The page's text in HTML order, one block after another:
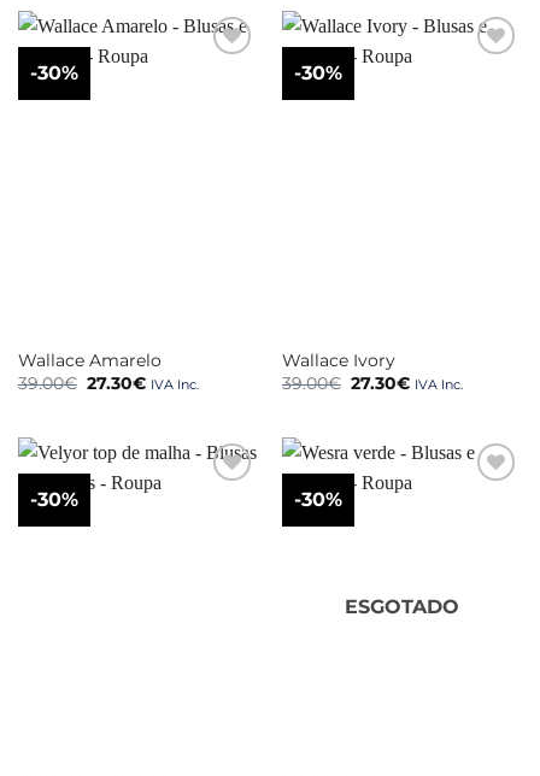
49.00€.
34.30€.
-30%
Wallace Amarelo
39.00€ O
preço
39.00€.
27.30€O
27.30€.
IVA Inc.
-30%
Wallace Ivory
39.00€ O
preço
39.00€.
27.30€O
27.30€.
IVA Inc.
-30% -30%
ESGOTADO